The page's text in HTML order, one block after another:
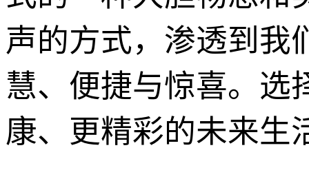
声的方式，渗透到我
慧、便捷与惊喜。选
康、更精彩的未来生